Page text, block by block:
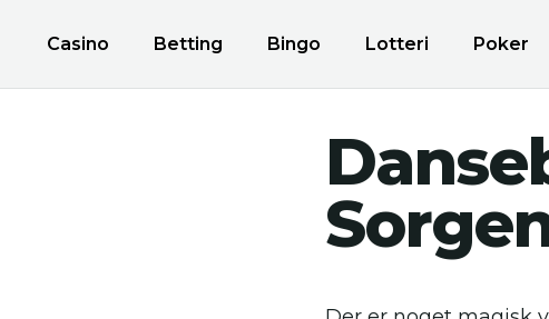
Casino Betting Bingo Lotteri Poker